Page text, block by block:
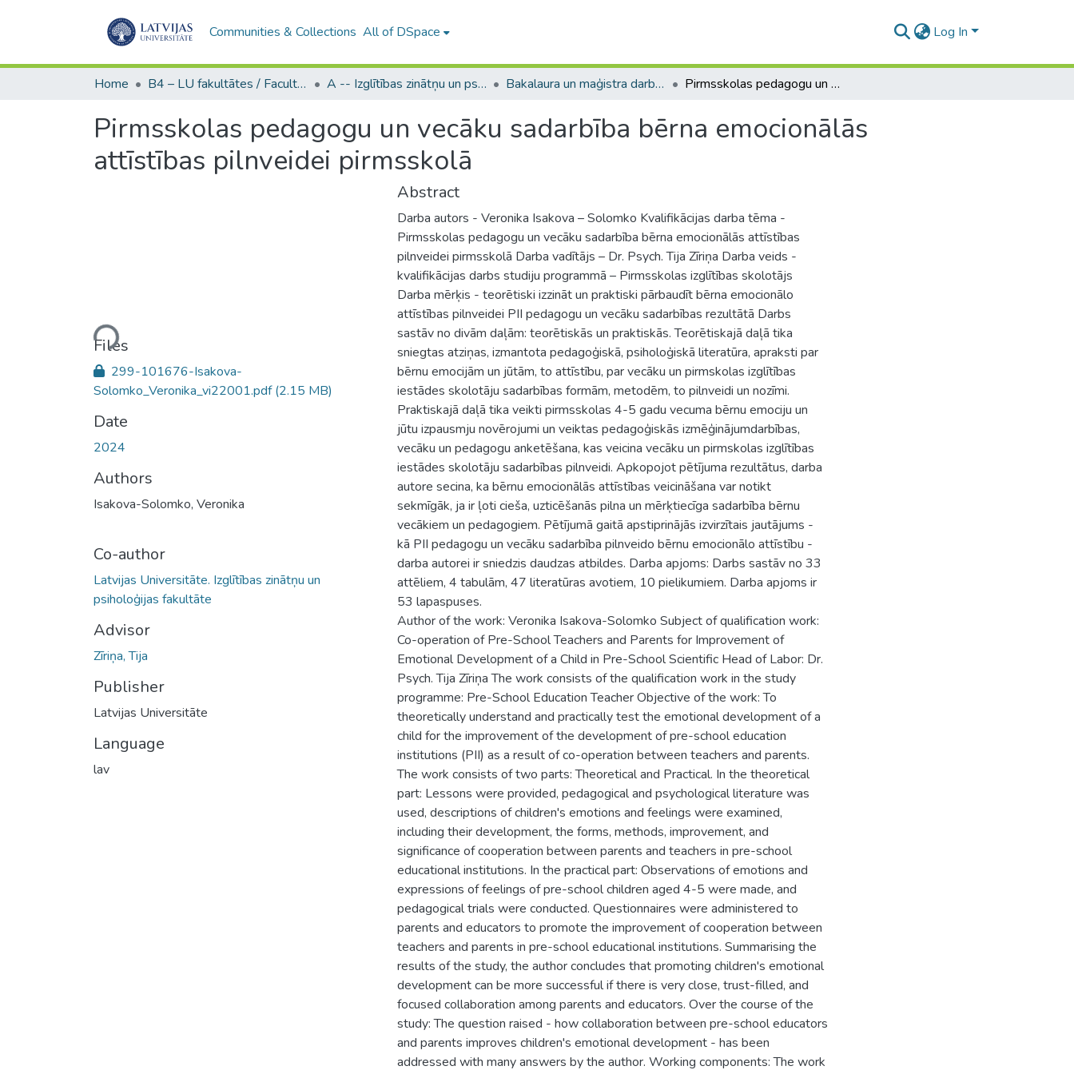
Communities & Collections All of DSpace Log In
Home B4 – LU fakultātes / Faculties of the UL A -- Izglītības zinātņu un psiholoģijas fakultāte / Faculty of Education Sciences and Psychology Bakalaura un maģistra darbi (PPMF) / Bachelor's and Master's theses Pirmsskolas pedagogu un vecāku sadarbība bērna emocionālās attīstības pilnveidei pirmsskolā
Pirmsskolas pedagogu un vecāku sadarbība bērna emocionālās
attīstības pilnveidei pirmsskolā
Loading...
Files
299-101676-Isakova-
Solomko_Veronika_vi22001.pdf(2.15 MB)
Date
2024
Authors
Isakova-Solomko, Veronika
Co-author
Latvijas Universitāte. Izglītības zinātņu un
psiholoģijas fakultāte
Advisor
Zīriņa, Tija
Publisher
Latvijas Universitāte
Language
lav
Abstract
Darba autors - Veronika Isakova – Solomko Kvalifikācijas darba tēma -
Pirmsskolas pedagogu un vecāku sadarbība bērna emocionālās attīstības
pilnveidei pirmsskolā Darba vadītājs – Dr. Psych. Tija Zīriņa Darba veids -
kvalifikācijas darbs studiju programmā – Pirmsskolas izglītības skolotājs
Darba mērķis - teorētiski izzināt un praktiski pārbaudīt bērna emocionālo
attīstības pilnveidei PII pedagogu un vecāku sadarbības rezultātā Darbs
sastāv no divām daļām: teorētiskās un praktiskās. Teorētiskajā daļā tika
sniegtas atziņas, izmantota pedagoģiskā, psiholoģiskā literatūra, apraksti par
bērnu emocijām un jūtām, to attīstību, par vecāku un pirmskolas izglītības
iestādes skolotāju sadarbības formām, metodēm, to pilnveidi un nozīmi.
Praktiskajā daļā tika veikti pirmsskolas 4-5 gadu vecuma bērnu emociju un
jūtu izpausmju novērojumi un veiktas pedagoģiskās izmēģinājumdarbības,
vecāku un pedagogu anketēšana, kas veicina vecāku un pirmskolas izglītības
iestādes skolotāju sadarbības pilnveidi. Apkopojot pētījuma rezultātus, darba
autore secina, ka bērnu emocionālās attīstības veicināšana var notikt
sekmīgāk, ja ir ļoti cieša, uzticēšanās pilna un mērķtiecīga sadarbība bērnu
vecākiem un pedagogiem. Pētījumā gaitā apstiprinājās izvirzītais jautājums -
kā PII pedagogu un vecāku sadarbība pilnveido bērnu emocionālo attīstību -
darba autorei ir sniedzis daudzas atbildes. Darba apjoms: Darbs sastāv no 33
attēliem, 4 tabulām, 47 literatūras avotiem, 10 pielikumiem. Darba apjoms ir
53 lapaspuses.
Author of the work: Veronika Isakova-Solomko Subject of qualification work:
Co-operation of Pre-School Teachers and Parents for Improvement of
Emotional Development of a Child in Pre-School Scientific Head of Labor: Dr.
Psych. Tija Zīriņa The work consists of the qualification work in the study
programme: Pre-School Education Teacher Objective of the work: To
theoretically understand and practically test the emotional development of a
child for the improvement of the development of pre-school education
institutions (PII) as a result of co-operation between teachers and parents.
The work consists of two parts: Theoretical and Practical. In the theoretical
part: Lessons were provided, pedagogical and psychological literature was
used, descriptions of children's emotions and feelings were examined,
including their development, the forms, methods, improvement, and
significance of cooperation between parents and teachers in pre-school
educational institutions. In the practical part: Observations of emotions and
expressions of feelings of pre-school children aged 4-5 were made, and
pedagogical trials were conducted. Questionnaires were administered to
parents and educators to promote the improvement of cooperation between
teachers and parents in pre-school educational institutions. Summarising the
results of the study, the author concludes that promoting children's emotional
development can be more successful if there is very close, trust-filled, and
focused collaboration among parents and educators. Over the course of the
study: The question raised - how collaboration between pre-school educators
and parents improves children's emotional development - has been
addressed with many answers by the author. Working components: The work